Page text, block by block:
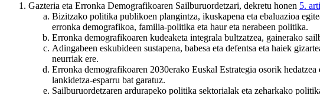
Gazteria eta Erronka Demografikoaren Sailburuordetzari, dekretu honen 5.
Bizitzako politika publikoen plangintza, ikuskapena eta ebaluazioa
erronka demografikoa, familia-politika eta haur eta nerabeen politika.
Erronka demografikoaren kudeaketa integrala bultzatzea, gainerako
Adingabeen eskubideen sustapena, babesa eta defentsa eta haiek
neurriak ere.
Erronka demografikoaren 2030erako Euskal Estrategia osorik
lankidetza-esparru bat garatuz.
Sailburuordetzaren ardurapeko politika sektorialak eta zeharkako